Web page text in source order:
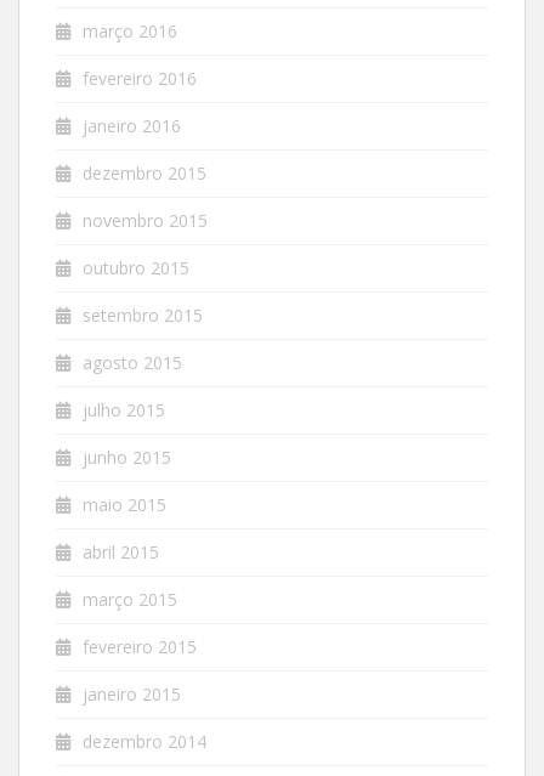
março 2016
fevereiro 2016
janeiro 2016
dezembro 2015
novembro 2015
outubro 2015
setembro 2015
agosto 2015
julho 2015
junho 2015
maio 2015
abril 2015
março 2015
fevereiro 2015
janeiro 2015
dezembro 2014